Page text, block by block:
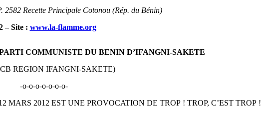
2582 Recette Principale Cotonou (Rép. du Bénin)
– Site : www.la-flamme.org
COMMUNISTE DU BENIN D’IFANGNI-SAKETE
REGION IFANGNI-SAKETE)
-o-o-o-o-o-o-o-
MARS 2012 EST UNE PROVOCATION DE TROP ! TROP, C’EST TROP !